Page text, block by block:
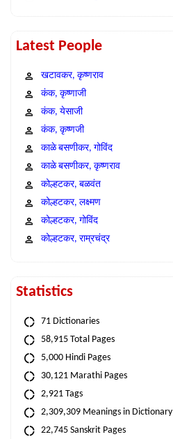
Latest People
खटावकर, कृष्णराव
कंक, कृष्णाजी
कंक, येसाजी
कंक, कृष्णजी
काळे बसणीकर, गोविंद
काळे बसणीकर, कृष्णराव
कोल्हटकर, बळवंत
कोल्हटकर, लक्ष्मण
कोल्हटकर, गोविंद
कोल्हटकर, राम्रचंद्र
Statistics
71 Dictionaries
58,915 Total Pages
5,000 Hindi Pages
30,121 Marathi Pages
2,921 Tags
2,309,309 Meanings in Dictionary
22,745 Sanskrit Pages